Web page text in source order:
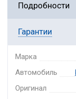
Подробности
Гарантии
Марка
Автомобиль
Оригинал